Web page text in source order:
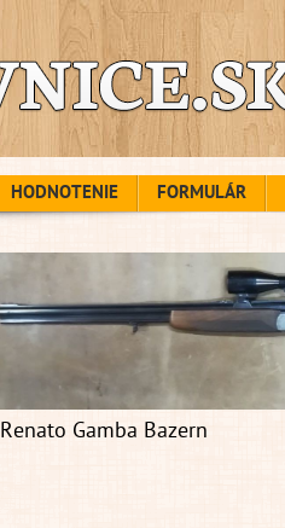
HODNOTENIE FORMULÁR
Renato Gamba Bazern